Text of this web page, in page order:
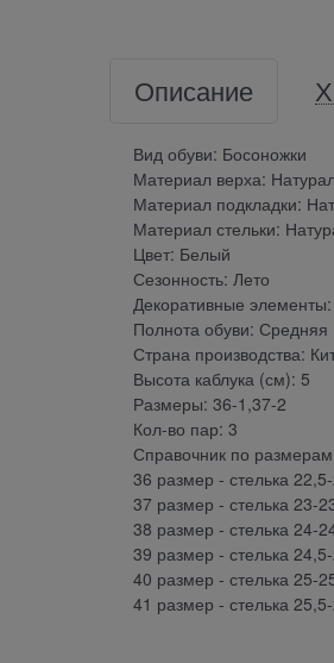
Описание
Вид обуви: Босоножки
Материал верха:
Материал подкладки:
Материал стельки:
Цвет: Белый
Сезонность: Лето
Декоративные
Полнота обуви: Средняя
Страна производства:
Высота каблука (см): 5
Размеры: 36-1,37-2
Кол-во пар: 3
Справочник по
36 размер - стелька
37 размер - стелька 23-
38 размер - стелька 24-
39 размер - стелька
40 размер - стелька 25-
41 размер - стелька